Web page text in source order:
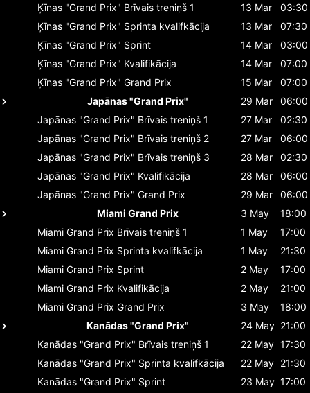
Ķīnas "Grand Prix" Brīvais treniņš 1 13 Mar
03:30
Ķīnas "Grand Prix" Sprinta kvalifkācija 13 Mar
07:30
Ķīnas "Grand Prix" Sprint 14 Mar
03:00
Ķīnas "Grand Prix" Kvalifikācija 14 Mar
07:00
Ķīnas "Grand Prix" Grand Prix 15 Mar
07:00
Japānas "Grand Prix"
29 Mar
06:00
Japānas "Grand Prix" Brīvais treniņš 1 27 Mar
02:30
Japānas "Grand Prix" Brīvais treniņš 2 27 Mar
06:00
Japānas "Grand Prix" Brīvais treniņš 3 28 Mar
02:30
Japānas "Grand Prix" Kvalifikācija 28 Mar
06:00
Japānas "Grand Prix" Grand Prix 29 Mar
06:00
Miami Grand Prix
3 May
18:00
Miami Grand Prix Brīvais treniņš 1 1 May
17:00
Miami Grand Prix Sprinta kvalifkācija 1 May
21:30
Miami Grand Prix Sprint 2 May
17:00
Miami Grand Prix Kvalifikācija 2 May
21:00
Miami Grand Prix Grand Prix 3 May
18:00
Kanādas "Grand Prix"
24 May 21:00
Kanādas "Grand Prix" Brīvais treniņš 1 22 May 17:30
Kanādas "Grand Prix" Sprinta kvalifkācija 22 May 21:30
Kanādas "Grand Prix" Sprint 23 May 17:00